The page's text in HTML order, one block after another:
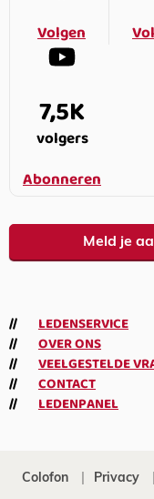
Volgen
7,5K
volgers
Abonneren
Meld je
LEDENSERVICE
OVER ONS
VEELGESTELDE
CONTACT
LEDENPANEL
Colofon Privacy